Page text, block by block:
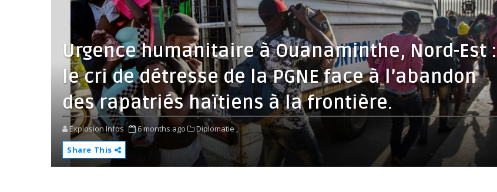
Urgence humanitaire à Ouanaminthe, Nord-Est :
le cri de détresse de la PGNE face à l’abandon
des rapatriés haïtiens à la frontière.
Explosion Infos 6 months ago
Diplomatie ,
Share This